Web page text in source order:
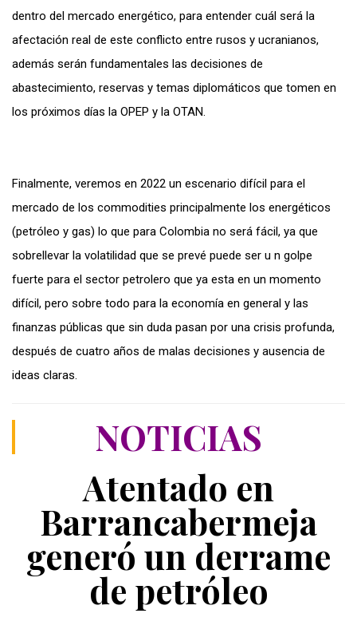
dentro del mercado energético, para entender cuál será la
afectación real de este conflicto entre rusos y ucranianos,
además serán fundamentales las decisiones de
abastecimiento, reservas y temas diplomáticos que tomen en
los próximos días la OPEP y la OTAN.
Finalmente, veremos en 2022 un escenario difícil para el
mercado de los commodities principalmente los energéticos
(petróleo y gas) lo que para Colombia no será fácil, ya que
sobrellevar la volatilidad que se prevé puede ser u n golpe
fuerte para el sector petrolero que ya esta en un momento
difícil, pero sobre todo para la economía en general y las
finanzas públicas que sin duda pasan por una crisis profunda,
después de cuatro años de malas decisiones y ausencia de
ideas claras.
NOTICIAS
Atentado en
Barrancabermeja
generó un derrame
de petróleo